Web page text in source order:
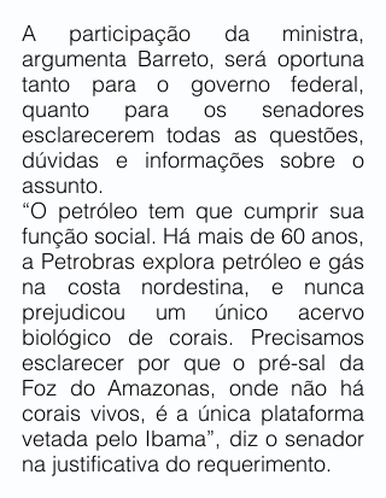
A participação da ministra,
argumenta Barreto, será oportuna
tanto para o governo federal,
quanto para os senadores
esclarecerem todas as questões,
dúvidas e informações sobre o
assunto.
“O petróleo tem que cumprir sua
função social. Há mais de 60 anos,
a Petrobras explora petróleo e gás
na costa nordestina, e nunca
prejudicou um único acervo
biológico de corais. Precisamos
esclarecer por que o pré-sal da
Foz do Amazonas, onde não há
corais vivos, é a única plataforma
vetada pelo Ibama”, diz o senador
na justificativa do requerimento.